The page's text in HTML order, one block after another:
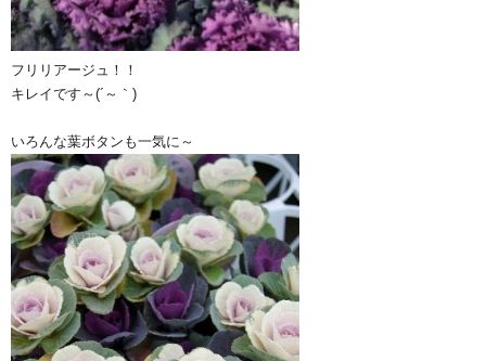
フリリアージュ！！
キレイです～(´～｀)
いろんな葉ボタンも一気に～